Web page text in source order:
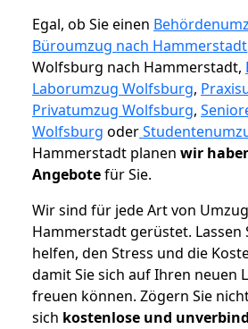
Egal, ob Sie einen
Büroumzug nach Hammerstadt
Wolfsburg nach Hammerstadt,
Laborumzug Wolfsburg,
Privatumzug Wolfsburg,
Wolfsburg oder
Hammerstadt planen wir
Angebotefür Sie.
Wir sind für jede Art von
Hammerstadt gerüstet. Lassen
helfen, den Stress und die
damit Sie sich auf Ihren neuen
freuen können. Zögern Sie
sich kostenlose und